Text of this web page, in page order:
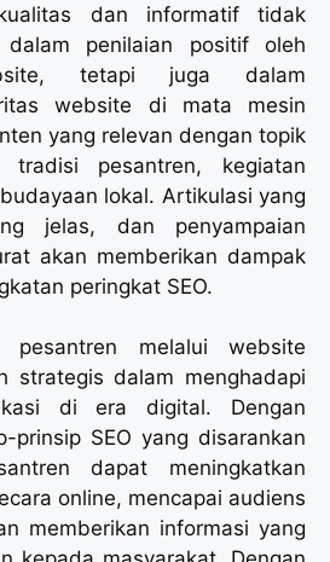
dan informatif tidak
dalam penilaian positif oleh
tetapi juga dalam
website di mata mesin
yang relevan dengan topik
tradisi pesantren, kegiatan
lokal. Artikulasi yang
jelas, dan penyampaian
akan memberikan dampak
peringkat SEO.
pesantren melalui website
strategis dalam menghadapi
di era digital. Dengan
prinsip SEO yang disarankan
dapat meningkatkan
online, mencapai audiens
memberikan informasi yang